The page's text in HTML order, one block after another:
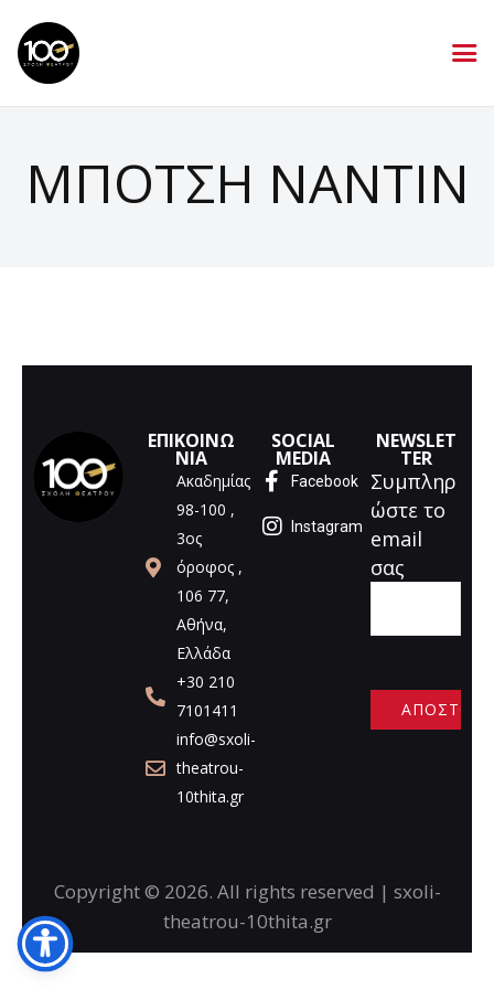
ΜΠΟΤΣΗ ΝΑΝΤΙΝ
ΕΠΙΚΟΙΝΩ
ΝΙΑ
Ακαδημίας
98-100 ,
3ος
όροφος ,
106 77,
Αθήνα,
Ελλάδα
+30 210
7101411
info@sxoli-
theatrou-
10thita.gr
SOCIAL
MEDIA
Facebook
Instagram
NEWSLET
TER
Συμπληρ
ώστε το
email
σας
n
Copyright © 2026. All rights reserved | sxoli-
theatrou-10thita.gr